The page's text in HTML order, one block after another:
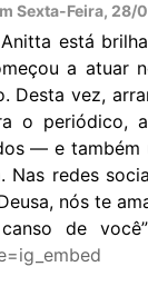
Sexta-Feira, 28/
está
a atuar
Desta vez,
o periódico,
— e também
Nas redes
nós te
de